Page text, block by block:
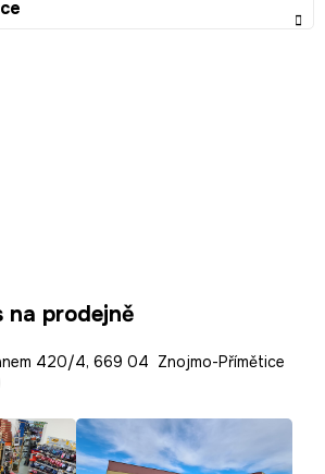
na prodejně
420/4, 669 04 Znojmo-Přímětice